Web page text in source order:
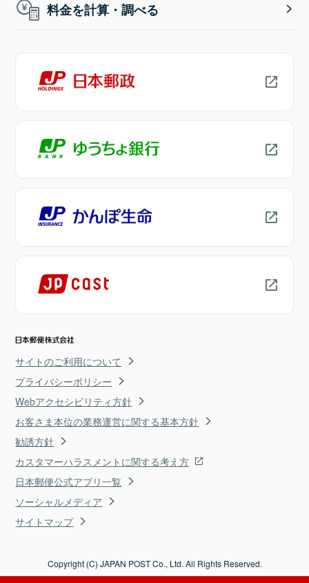
料金を計算・調べる
サイトのご利用について
プライバシーポリシー
Webアクセシビリティ方針
お客さま本位の業務運営に関する基本方針
勧誘方針
カスタマーハラスメントに関する考え方
日本郵便公式アプリ一覧
ソーシャルメディア
サイトマップ
Copyright (C) JAPAN POST Co., Ltd. All Rights Reserved.